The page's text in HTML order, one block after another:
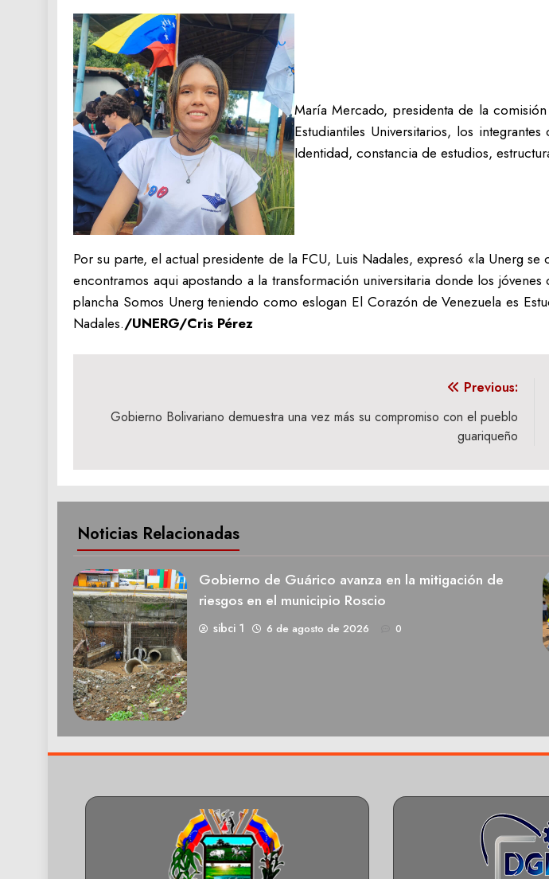
María Mercado, presidenta de la
Estudiantiles Universitarios, los
Identidad, constancia de estudios,
Por su parte, el actual presidente de la FCU, Luis Nadales, expresó «la Unerg
encontramos aqui apostando a la transformación universitaria donde los
plancha Somos Unerg teniendo como eslogan El Corazón de Venezuela es
Nadales./UNERG/Cris Pérez
de
Previous:
Gobierno Bolivariano demuestra una vez más su compromiso con el pueblo
guariqueño
Noticias Relacionadas
Gobierno de Guárico avanza en la mitigación de
riesgos en el municipio Roscio
sibci 1 6 de agosto de 2026 0